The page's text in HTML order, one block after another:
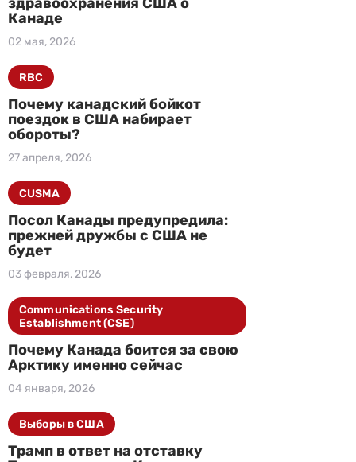
Канаде
02 мая, 2026
Почему канадский бойкот
поездок в США набирает
обороты?
27 апреля, 2026
RBC
Посол Канады предупредила:
прежней дружбы с США не
будет
03 февраля, 2026
CUSMA
Почему Канада боится за свою
Арктику именно сейчас
04 января, 2026
Communications Security
Establishment (CSE)
Трамп в ответ на отставку
Выборы в США